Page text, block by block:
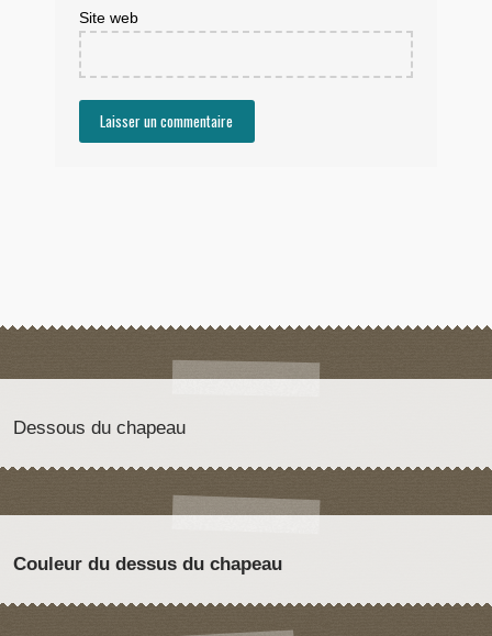
Site web
Dessous du chapeau
Couleur du dessus du chapeau